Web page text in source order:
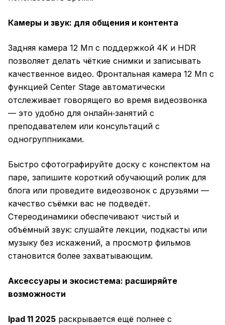
Камеры и звук: для общения и контента
Задняя камера 12 Мп с поддержкой 4K и HDR
позволяет делать чёткие снимки и записывать
качественное видео. Фронтальная камера 12 Мп с
функцией Center Stage автоматически
отслеживает говорящего во время видеозвонка
— это удобно для онлайн‑занятий с
преподавателем или консультаций с
одногруппниками.
Быстро сфотографируйте доску с конспектом на
паре, запишите короткий обучающий ролик для
блога или проведите видеозвонок с друзьями —
качество съёмки вас не подведёт.
Стереодинамики обеспечивают чистый и
объёмный звук: слушайте лекции, подкасты или
музыку без искажений, а просмотр фильмов
становится более захватывающим.
Аксессуары и экосистема: расширяйте
возможности
Ipad 11 2025 раскрывается ещё полнее с